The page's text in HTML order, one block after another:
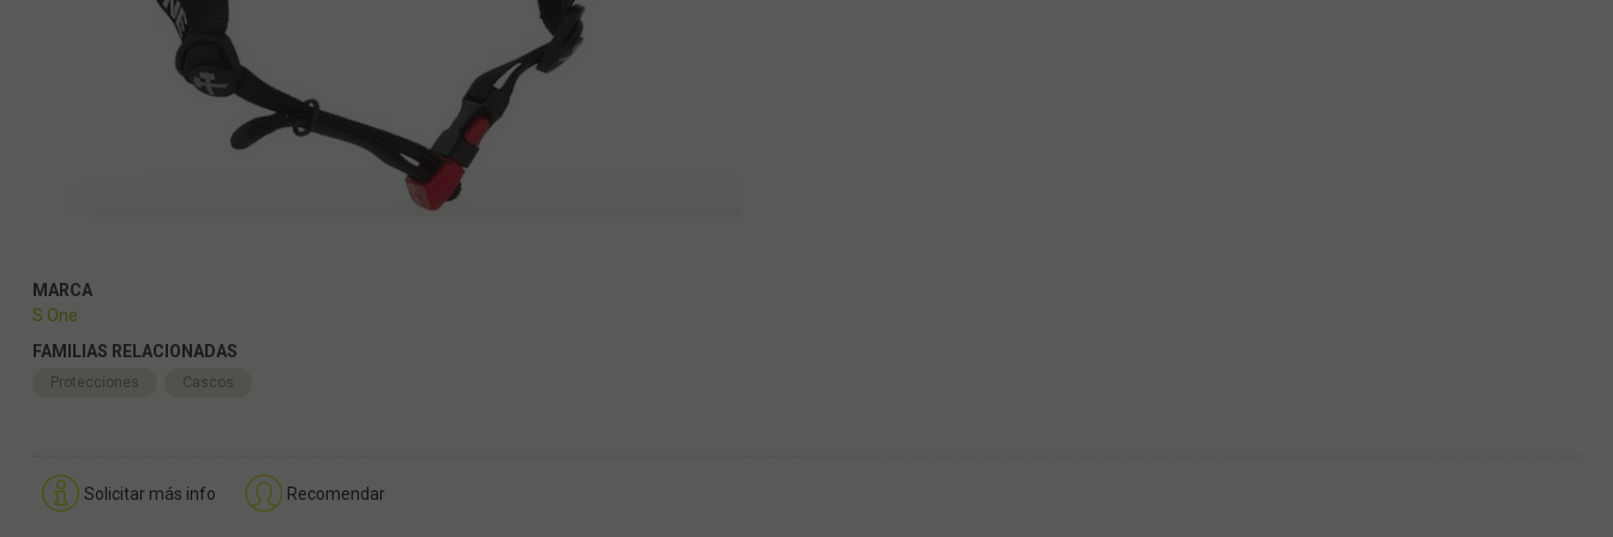
MARCA
S One
FAMILIAS RELACIONADAS
Protecciones Cascos
Solicitar más info Recomendar